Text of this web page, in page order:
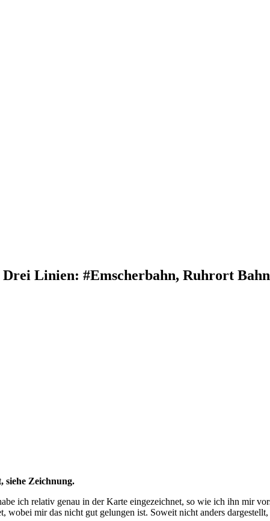
Linien: #Emscherbahn, Ruhrort
siehe Zeichnung.
ich relativ genau in der Karte eingezeichnet, so wie ich ihn mir
mir das nicht gut gelungen ist. Soweit nicht anders